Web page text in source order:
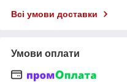
Всі умови доставки
Умови оплати